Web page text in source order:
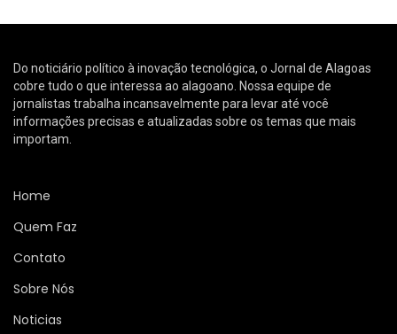
Do noticiário político à inovação tecnológica, o Jornal de Alagoas
cobre tudo o que interessa ao alagoano. Nossa equipe de
jornalistas trabalha incansavelmente para levar até você
informações precisas e atualizadas sobre os temas que mais
importam.
Home
Quem Faz
Contato
Sobre Nós
Noticias